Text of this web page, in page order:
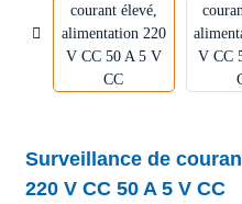
Surveillance de
220 V CC 50 A 5 V CC